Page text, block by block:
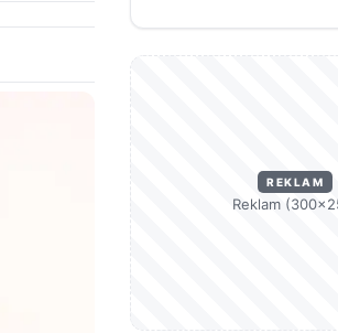
REKLAM
Reklam